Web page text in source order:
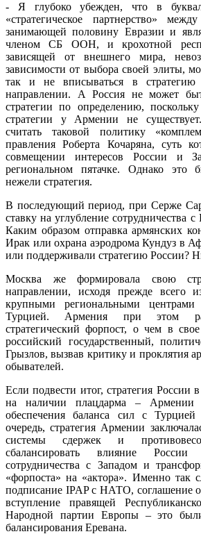
- Я глубоко убежден, что в
«стратегическое партнерство»
занимающей половину Евразии и
членом СБ ООН, и крохотной
зависящей от внешнего мира,
зависимости от выбора своей элиты,
так и не вписываться в
направлении. А Россия не может
стратегии по определению,
стратегии у Армении не
считать таковой политику
правления Роберта Кочаряна, суть
совмещении интересов России и
региональном пятачке. Однако это
нежели стратегия.
В последующий период, при Серже
ставку на углубление
Каким образом отправка армянских
Ирак или охрана аэродрома Кундуз в
или поддерживали стратегию России?
Москва же формировала свою
направлении, исходя прежде всего
крупными региональными
Турцией. Армения при этом
стратегический форпост, о чем в
российский государственный,
Грызлов, вызвав критику и проклятия
обывателей.
Если подвести итог, стратегия России в
на наличии плацдарма – Армении
обеспечения баланса сил с
очередь, стратегия Армении
системы сдержек и
сбалансировать влияние России
сотрудничества с Западом и
«форпоста» на «актора». Именно так
подписание IPAP с НАТО, соглашение
вступление правящей
Народной партии Европы – это
балансирования Еревана.